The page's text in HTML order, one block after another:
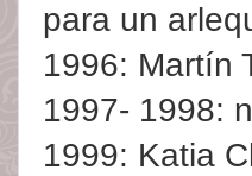
para un
1996: Martín
1997- 1998:
1999: Katia